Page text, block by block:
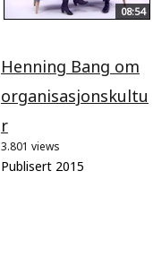
08:54
Henning Bang om
organisasjonskultu
r
3.801 views
Publisert 2015